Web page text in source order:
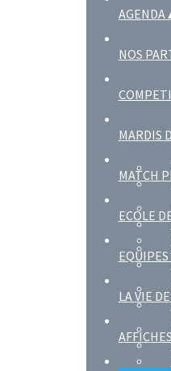
AGENDA
NOS
MARDIS
MATCH
ECOLE
LA VIE